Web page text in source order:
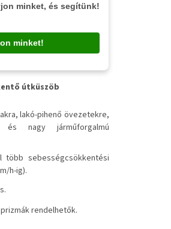
minket, és segítünk!
minket!
útküszöb
lakó-pihenő övezetekre,
és nagy járműforgalmú
több sebességcsökkentési
h-ig).
rendelhetők.